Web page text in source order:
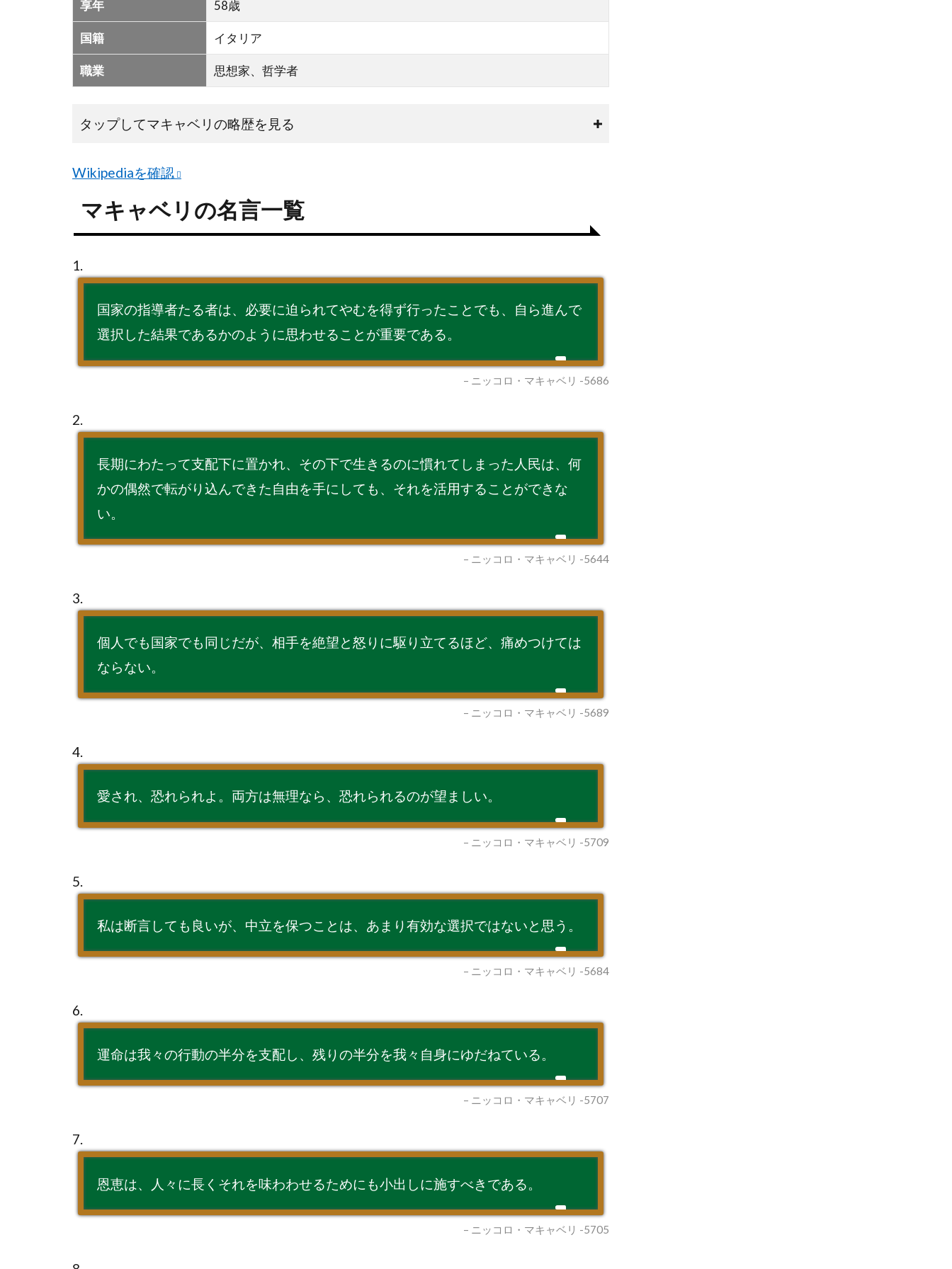
言
享年 58歳
国籍 イタリア
職業 思想家、哲学者
タップしてマキャベリの略歴を見る
Wikipediaを確認
マキャベリの名言一覧
1.
国家の指導者たる者は、必要に迫られてやむを得ず行ったことでも、自ら進んで
選択した結果であるかのように思わせることが重要である。
– ニッコロ・マキャベリ -5686
2.
長期にわたって支配下に置かれ、その下で生きるのに慣れてしまった人民は、何
かの偶然で転がり込んできた自由を手にしても、それを活用することができな
い。
– ニッコロ・マキャベリ -5644
3.
個人でも国家でも同じだが、相手を絶望と怒りに駆り立てるほど、痛めつけては
ならない。
– ニッコロ・マキャベリ -5689
4.
愛され、恐れられよ。両方は無理なら、恐れられるのが望ましい。
– ニッコロ・マキャベリ -5709
5.
私は断言しても良いが、中立を保つことは、あまり有効な選択ではないと思う。
– ニッコロ・マキャベリ -5684
6.
運命は我々の行動の半分を支配し、残りの半分を我々自身にゆだねている。
– ニッコロ・マキャベリ -5707
7.
恩恵は、人々に長くそれを味わわせるためにも小出しに施すべきである。
– ニッコロ・マキャベリ -5705